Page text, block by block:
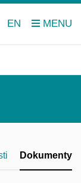
EN
Dokumenty